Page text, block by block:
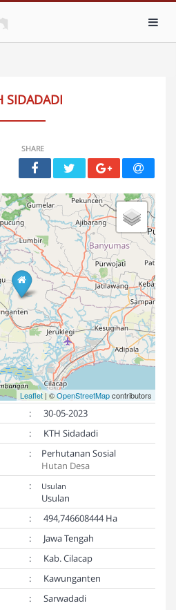
SIDADADI
SHARE
Leaflet | ©OpenStreetMapcontributors
:
30-05-2023
:
KTH Sidadadi
:
Perhutanan Sosial
Hutan Desa
: Usulan
Usulan
:
494,746608444 Ha
:
Jawa Tengah
:
Kab. Cilacap
:
Kawunganten
: Sarwadadi